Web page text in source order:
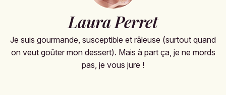
Laura Perret
Je suis gourmande, susceptible et râleuse (surtout quand
on veut goûter mon dessert). Mais à part ça, je ne mords
pas, je vous jure !